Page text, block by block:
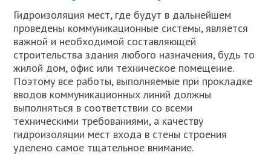
Гидроизоляция мест, где будут в дальнейшем
проведены коммуникационные системы, является
важной и необходимой составляющей
строительства здания любого назначения, будь то
жилой дом, офис или техническое помещение.
Поэтому все работы, выполняемые при прокладке
вводов коммуникационных линий должны
выполняться в соответствии со всеми
техническими требованиями, а качеству
гидроизоляции мест входа в стены строения
уделено самое тщательное внимание.